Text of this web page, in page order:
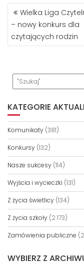
NAWIGACJA
WPISU
Wielka Liga
– nowy konkurs dla
czytających rodzin
KATEGORIE
Komunikaty (381)
Konkursy (132)
Nasze sukcesy (114)
Wyjścia i wycieczki (131)
Z życia świetlicy (134)
Z życia szkoły (2 173)
Zamówienia publiczne
WYBIERZ Z